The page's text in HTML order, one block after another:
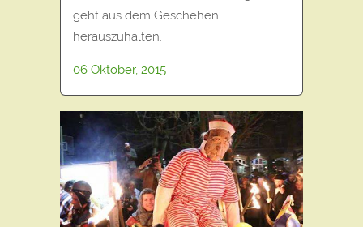
geht aus dem Geschehen
herauszuhalten.
06 Oktober, 2015